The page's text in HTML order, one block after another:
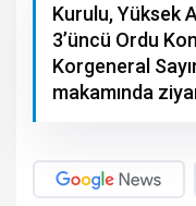
Kurulu, Yüksek
3’üncü Ordu
Korgeneral
makamında